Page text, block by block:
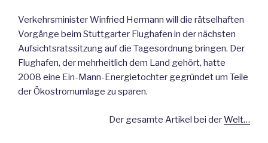
Verkehrsminister Winfried Hermann will die rätselhaften
Vorgänge beim Stuttgarter Flughafen in der nächsten
Aufsichtsratssitzung auf die Tagesordnung bringen. Der
Flughafen, der mehrheitlich dem Land gehört, hatte
2008 eine Ein-Mann-Energietochter gegründet um Teile
der Ökostromumlage zu sparen.
Der gesamte Artikel bei derWelt…